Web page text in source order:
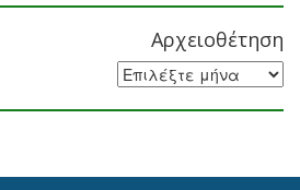
Αρχειοθέτηση
Αρχειοθέτηση